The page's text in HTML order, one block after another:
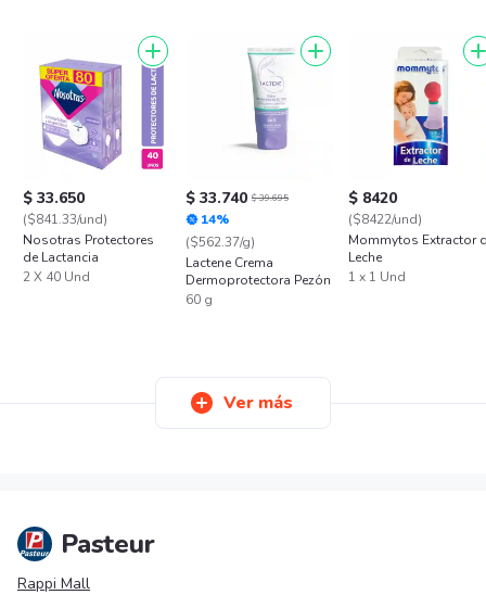
$ 33.650
($841.33/und)
Nosotras Protectores
de Lactancia
2 X 40 Und
$ 33.740 $ 39.695
14%
($562.37/g)
Lactene Crema
Dermoprotectora Pezón
60 g
$ 8420
($8422/und)
Mommytos Extractor
Leche
1 x 1 Und
Ver más
Pasteur
Rappi Mall